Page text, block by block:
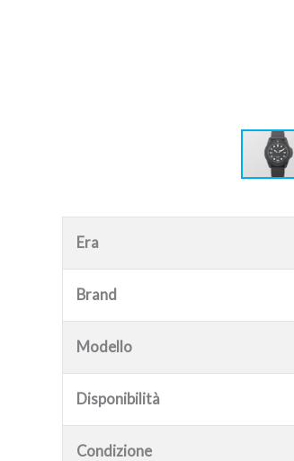
Era
Brand
Modello
Disponibilità
Condizione